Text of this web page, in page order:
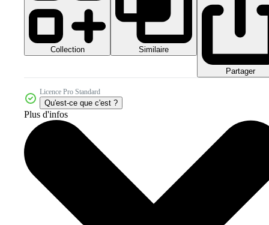
Collection Similaire
Partager
Licence Pro Standard
Qu'est-ce que c'est ?
Plus d'infos